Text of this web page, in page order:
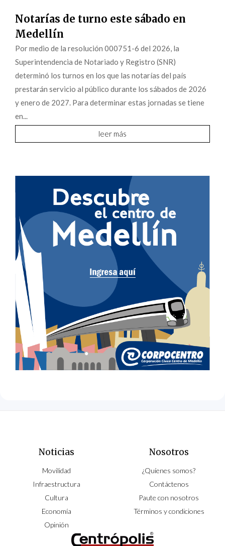
Notarías de turno este sábado en
Medellín
Por medio de la resolución 000751-6 del 2026, la
Superintendencia de Notariado y Registro (SNR)
determinó los turnos en los que las notarías del país
prestarán servicio al público durante los sábados de 2026
y enero de 2027. Para determinar estas jornadas se tiene
en...
leer más
Noticias
Movilidad
Infraestructura
Cultura
Economía
Opinión
Nosotros
¿Quíenes somos?
Contáctenos
Paute con nosotros
Términos y condiciones